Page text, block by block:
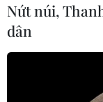
Nứt núi,
dân